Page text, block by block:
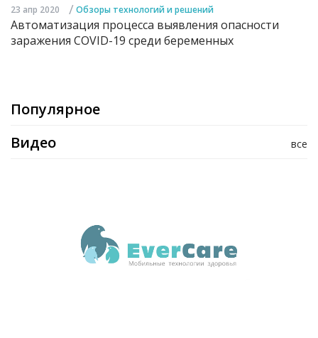
23 апр 2020 / Обзоры технологий и решений
Автоматизация процесса выявления опасности
заражения COVID-19 среди беременных
Популярное
все
Видео